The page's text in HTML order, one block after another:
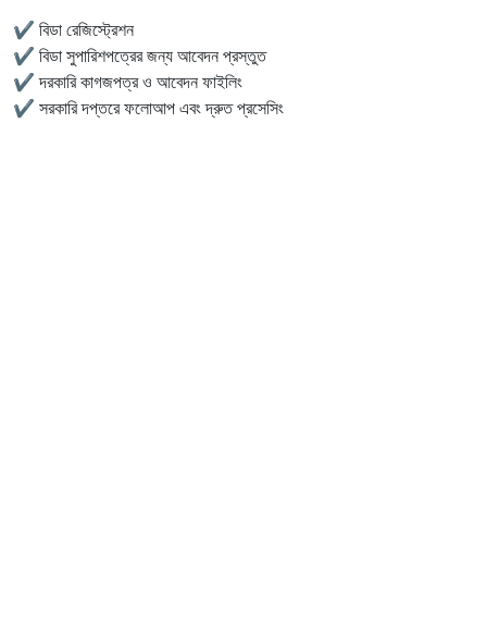
✔️ বিডা রেজিস্ট্রেশন
✔️ বিডা সুপারিশপত্রের জন্য আবেদন প্রস্তুত
✔️ দরকারি কাগজপত্র ও আবেদন ফাইলিং
✔️ সরকারি দপ্তরে ফলোআপ এবং দ্রুত প্রসেসিং